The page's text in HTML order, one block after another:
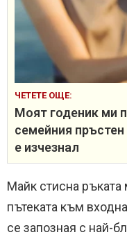
ЧЕТЕТЕ ОЩЕ:
Моят годеник ми
семейния
е изчезнал
Майк стисна
пътеката към
се запозная с най-